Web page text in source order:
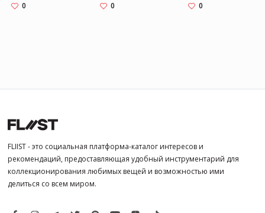
0 0 0
FLIIST - это социальная платформа-каталог интересов и
рекомендаций, предоставляющая удобный инструментарий для
коллекционирования любимых вещей и возможностью ими
делиться со всем миром.